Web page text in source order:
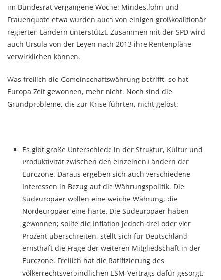
im Bundesrat vergangene Woche: Mindestlohn und
Frauenquote etwa wurden auch von einigen großkoalitionär
regierten Ländern unterstützt. Zusammen mit der SPD wird
auch Ursula von der Leyen nach 2013 ihre Rentenpläne
verwirklichen können.
Was freilich die Gemeinschaftswährung betrifft, so hat
Europa Zeit gewonnen, mehr nicht. Noch sind die
Grundprobleme, die zur Krise führten, nicht gelöst:
Es gibt große Unterschiede in der Struktur, Kultur und
Produktivität zwischen den einzelnen Ländern der
Eurozone. Daraus ergeben sich auch verschiedene
Interessen in Bezug auf die Währungspolitik. Die
Südeuropäer wollen eine weiche Währung; die
Nordeuropäer eine harte. Die Südeuropäer haben
gewonnen; sollte die Inflation jedoch drei oder vier
Prozent überschreiten, stellt sich für Deutschland
ernsthaft die Frage der weiteren Mitgliedschaft in der
Eurozone. Freilich hat die Ratifizierung des
völkerrechtsverbindlichen ESM-Vertrags dafür gesorgt,